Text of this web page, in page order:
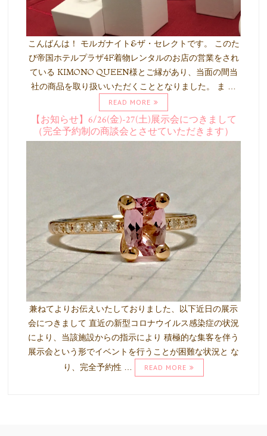
こんばんは！ モルガナイト&ザ・セレクトです。 このた
び帝国ホテルプラザ4F着物レンタルのお店の営業をされ
ている KIMONO QUEEN様とご縁があり、当面の間当
社の商品を取り扱いいただくこととなりました。 ま …
READ MORE
【お知らせ】6/26(金)-27(土)展示会につきまして
（完全予約制の商談会とさせていただきます）
兼ねてよりお伝えいたしておりました、以下近日の展示
会につきまして 直近の新型コロナウイルス感染症の状況
により、当該施設からの指示により 積極的な集客を伴う
展示会という形でイベントを行うことが困難な状況と な
り、完全予約性 …
READ MORE